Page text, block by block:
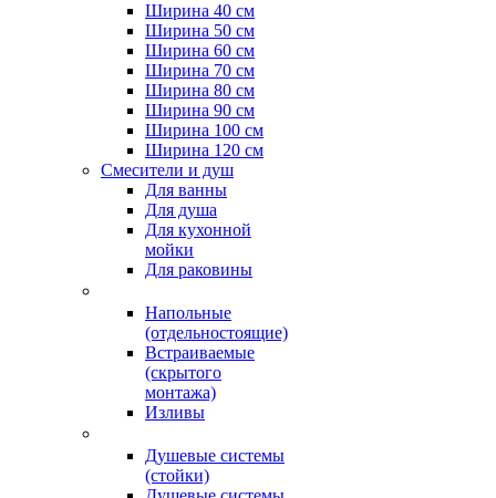
Ширина 40 см
Ширина 50 см
Ширина 60 см
Ширина 70 см
Ширина 80 см
Ширина 90 см
Ширина 100 см
Ширина 120 см
Смесители и душ
Для ванны
Для душа
Для кухонной
мойки
Для раковины
Напольные
(отдельностоящие)
Встраиваемые
(скрытого
монтажа)
Изливы
Душевые системы
(стойки)